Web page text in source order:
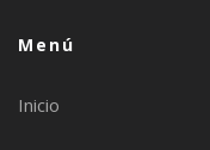
Menú
Inicio